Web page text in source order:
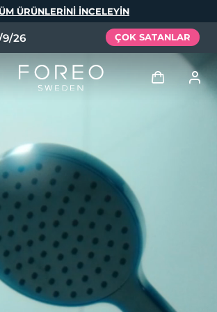
ÜRÜNLERINI INCELEYIN
26 ÇOK SATANLAR
Kullanici profi̇li̇
Cihazlarım
Siparişlerim
Aboneliklerim
Tech Elixir
Set
Deutsch
Español
Italiano
Português
Svenska
Русский
简体中文 繁體中文